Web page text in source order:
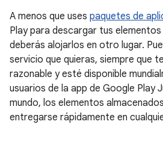
A menos que uses paquetes de
Play para descargar tus
deberás alojarlos en otro lugar.
servicio que quieras, siempre que
razonable y esté disponible
usuarios de la app de Google Play
mundo, los elementos
entregarse rápidamente en